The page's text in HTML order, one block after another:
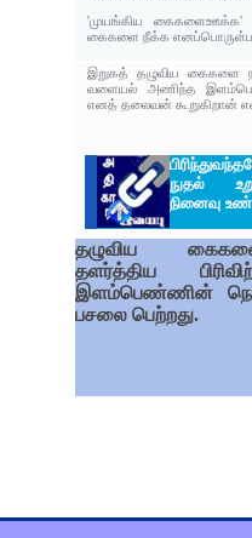
'முயங்கிய
கைகளை நீக்க
இறுகத் தழுவிய கைகளை
வளையல் அணிந்த
எனத் தலைவன் கூறுகிறான்
நுதல்
நினைவு
தழுவிய
தளர்த்திய
இளம்பெண்ணின்
பசலை பெற்றது.